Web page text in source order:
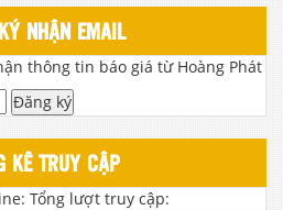
NHẬN EMAIL
thông tin báo giá từ Hoàng Phát
Đăng ký
KÊ TRUY CẬP
Tổng lượt truy cập: